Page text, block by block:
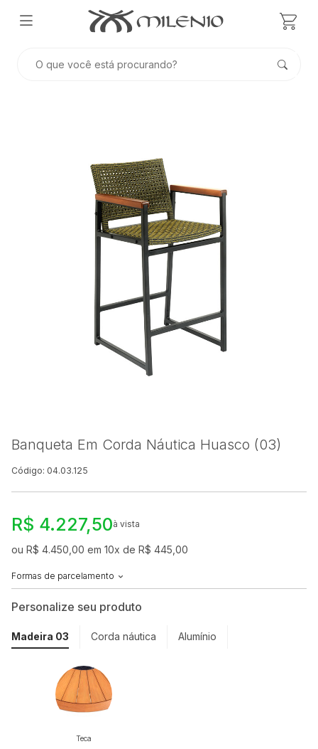
Banqueta Em Corda Náutica Huasco (03)
Código: 04.03.125
R$ 4.227,50à vista
ou R$ 4.450,00 em 10x de R$ 445,00
Formas de parcelamento
Personalize seu produto
Madeira 03 Corda náutica Alumínio
Teca